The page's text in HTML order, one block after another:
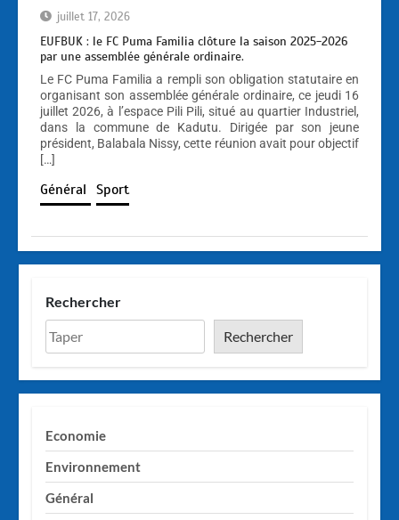
juillet 17, 2026
EUFBUK : le FC Puma Familia clôture la saison 2025-2026
par une assemblée générale ordinaire.
Le FC Puma Familia a rempli son obligation statutaire en
organisant son assemblée générale ordinaire, ce jeudi 16
juillet 2026, à l’espace Pili Pili, situé au quartier Industriel,
dans la commune de Kadutu. Dirigée par son jeune
président, Balabala Nissy, cette réunion avait pour objectif
[…]
Général Sport
Rechercher
Rechercher
Economie
Environnement
Général